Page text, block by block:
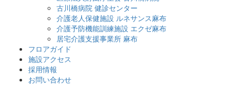
古川橋病院 健診センター
介護老人保健施設 ルネサンス麻布
介護予防機能訓練施設 エクゼ麻布
居宅介護支援事業所 麻布
フロアガイド
施設アクセス
採用情報
お問い合わせ